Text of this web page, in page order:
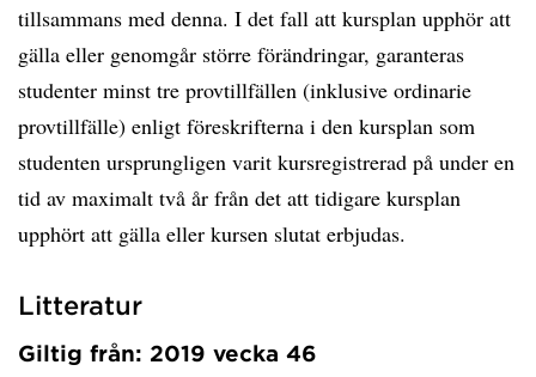
tillsammans med denna. I det fall att kursplan upphör att
gälla eller genomgår större förändringar, garanteras
studenter minst tre provtillfällen (inklusive ordinarie
provtillfälle) enligt föreskrifterna i den kursplan som
studenten ursprungligen varit kursregistrerad på under en
tid av maximalt två år från det att tidigare kursplan
upphört att gälla eller kursen slutat erbjudas.
Litteratur
Giltig från: 2019 vecka 46